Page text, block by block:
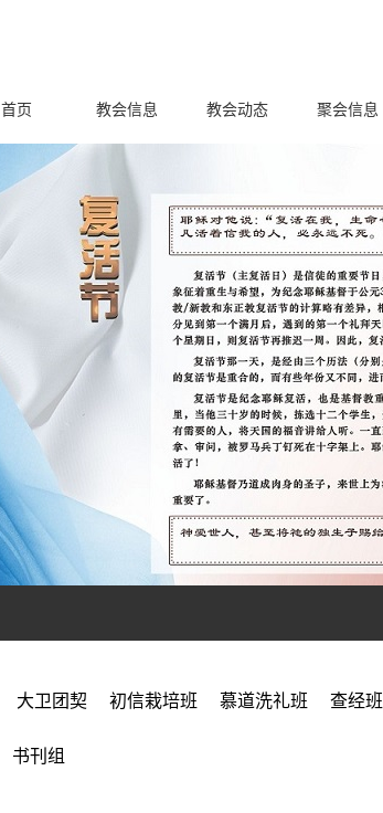
首页 教会信息 教会动态 聚会信息
大卫团契 初信栽培班 慕道洗礼班 查经班
书刊组